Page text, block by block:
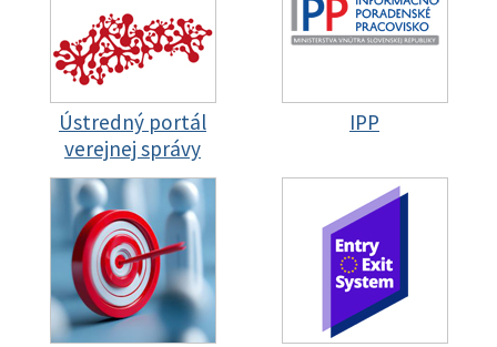
Ústredný portál
verejnej správy
IPP